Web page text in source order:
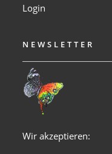
Login
NEWSLETTER
Wir akzeptieren: